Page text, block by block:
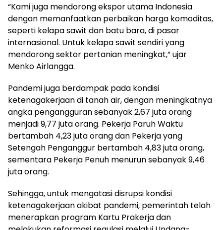
“Kami juga mendorong ekspor utama Indonesia
dengan memanfaatkan perbaikan harga komoditas,
seperti kelapa sawit dan batu bara, di pasar
internasional. Untuk kelapa sawit sendiri yang
mendorong sektor pertanian meningkat,” ujar
Menko Airlangga.
Pandemi juga berdampak pada kondisi
ketenagakerjaan di tanah air, dengan meningkatnya
angka pengangguran sebanyak 2,67 juta orang
menjadi 9,77 juta orang. Pekerja Paruh Waktu
bertambah 4,23 juta orang dan Pekerja yang
Setengah Penganggur bertambah 4,83 juta orang,
sementara Pekerja Penuh menurun sebanyak 9,46
juta orang.
Sehingga, untuk mengatasi disrupsi kondisi
ketenagakerjaan akibat pandemi, pemerintah telah
menerapkan program Kartu Prakerja dan